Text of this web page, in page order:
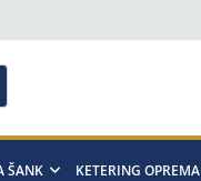
ŠANK KETERING OPREMA